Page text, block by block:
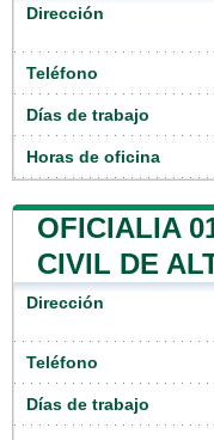
Dirección
Teléfono
Días de trabajo
Horas de oficina
OFICIALIA
CIVIL DE
Dirección
Teléfono
Días de trabajo